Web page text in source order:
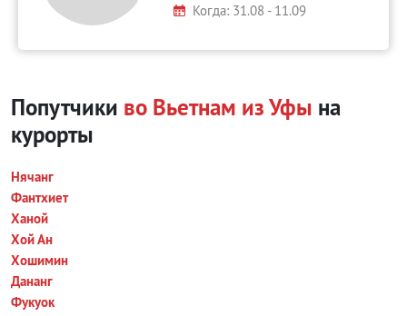
Когда: 31.08 - 11.09
Попутчики во Вьетнам из Уфы на
курорты
Нячанг
Фантхиет
Ханой
Хой Ан
Хошимин
Дананг
Фукуок